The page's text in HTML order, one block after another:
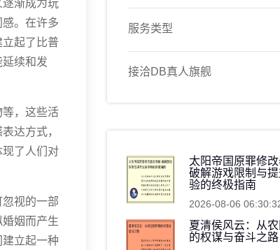
渐成为玩
。在许多
起了比普
续和发
，这些活
达方式，
现了人们对
视的一部
姻而产生
立起一种
服务类型
接洽DB真人旗舰
太阳帝国原罪修
破解游戏限制与
验的终极指南
2026-08-06
夏清侯风云：从
的权谋与奋斗之路